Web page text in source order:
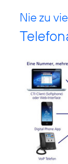
Nie zu